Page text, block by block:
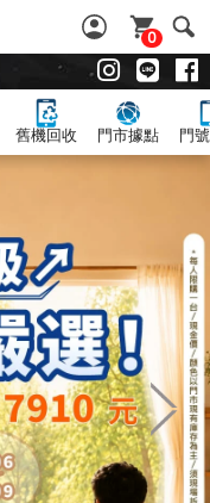
0
舊機回收 門市據點 門